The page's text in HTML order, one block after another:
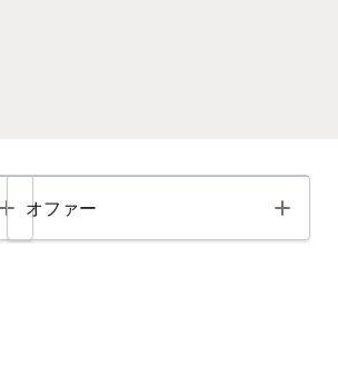
Toggle
オファー Toggle